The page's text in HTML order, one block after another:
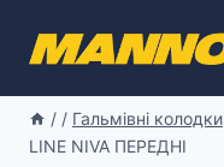
/ / Гальмівні колодки
LINE NIVA ПЕРЕДНІ